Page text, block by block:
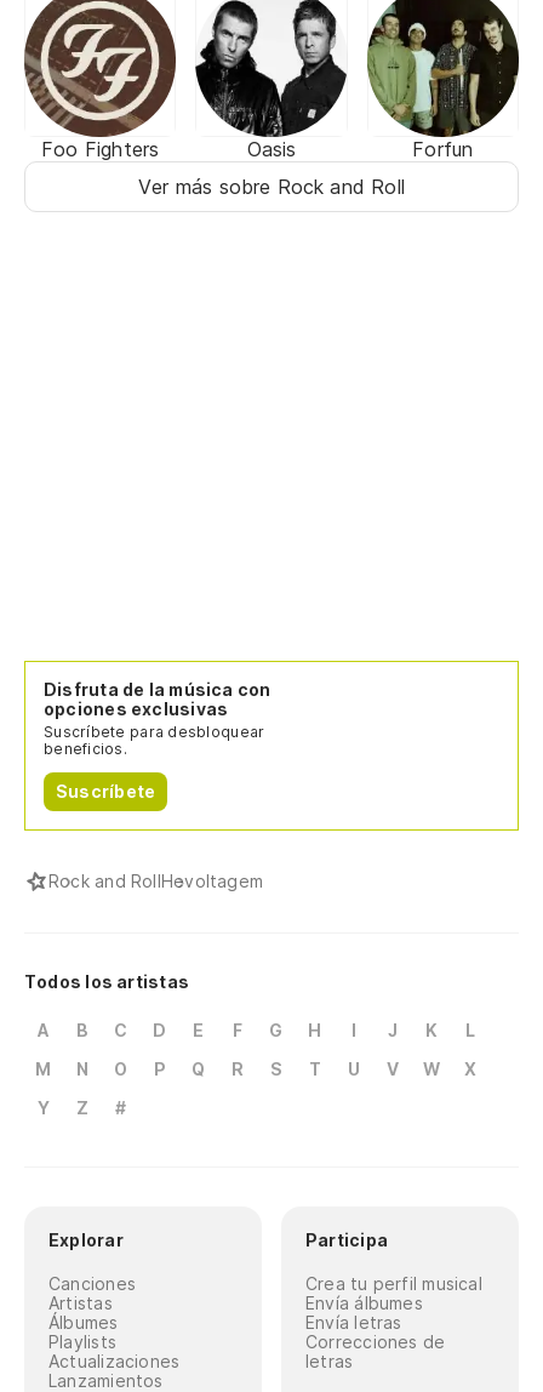
Foo Fighters Oasis
Forfun
Ver más sobre Rock and Roll
Disfruta de la música con
opciones exclusivas
Suscríbete para desbloquear
beneficios.
Suscríbete
Rock and RollHevoltagem
Todos los artistas
A B C D E F G H I J K
L
M
N O P Q R S T U V W
X
Y
Z #
Explorar
Canciones
Artistas
Álbumes
Playlists
Actualizaciones
Lanzamientos
Participa
Crea tu perfil musical
Envía álbumes
Envía letras
Correcciones de
letras